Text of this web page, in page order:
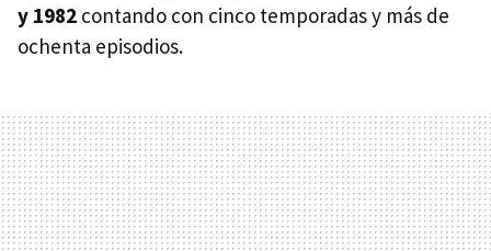
y 1982 contando con cinco temporadas y más de
ochenta episodios.